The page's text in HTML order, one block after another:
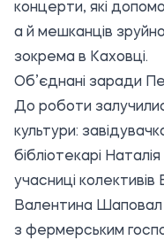
концерти, які
а й мешканців
зокрема в Каховці.
Об’єднані заради
До роботи
культури:
бібліотекарі
учасниці
Валентина Шаповал
з фермерським